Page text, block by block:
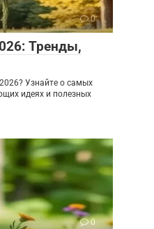
0
Тренды,
Узнайте о самых
идеях и полезных
0